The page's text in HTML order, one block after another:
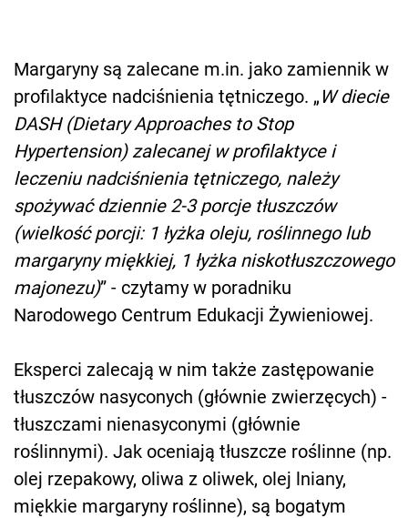
Margaryny są zalecane m.in. jako zamiennik w
profilaktyce nadciśnienia tętniczego. „ W diecie
DASH (Dietary Approaches to Stop
Hypertension) zalecanej w profilaktyce i
leczeniu nadciśnienia tętniczego, należy
spożywać dziennie 2-3 porcje tłuszczów
(wielkość porcji: 1 łyżka oleju, roślinnego lub
margaryny miękkiej, 1 łyżka niskotłuszczowego
majonezu)” - czytamy w poradniku
Narodowego Centrum Edukacji Żywieniowej.
Eksperci zalecają w nim także zastępowanie
tłuszczów nasyconych (głównie zwierzęcych) -
tłuszczami nienasyconymi (głównie
roślinnymi). Jak oceniają tłuszcze roślinne (np.
olej rzepakowy, oliwa z oliwek, olej lniany,
miękkie margaryny roślinne), są bogatym